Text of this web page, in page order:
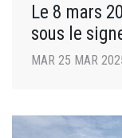
Le 8 mars
sous le
MAR 25 MAR